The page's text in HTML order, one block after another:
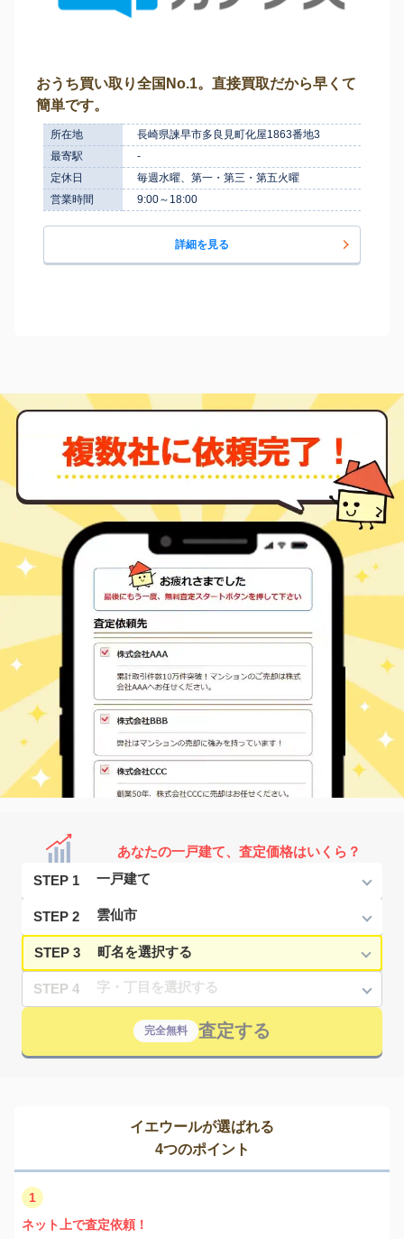
おうち買い取り全国No.1。直接買取だから早くて
簡単です。
所在地
長崎県諫早市多良見町化屋1863番地3
最寄駅
-
定休日
毎週水曜、第一・第三・第五火曜
営業時間
9:00～18:00
詳細を見る
あなたの一戸建て、査定価格はいくら？
STEP 1
STEP 2
STEP 3
STEP 4
完全無料 査定する
イエウールが選ばれる
4つのポイント
1
ネット上で査定依頼！